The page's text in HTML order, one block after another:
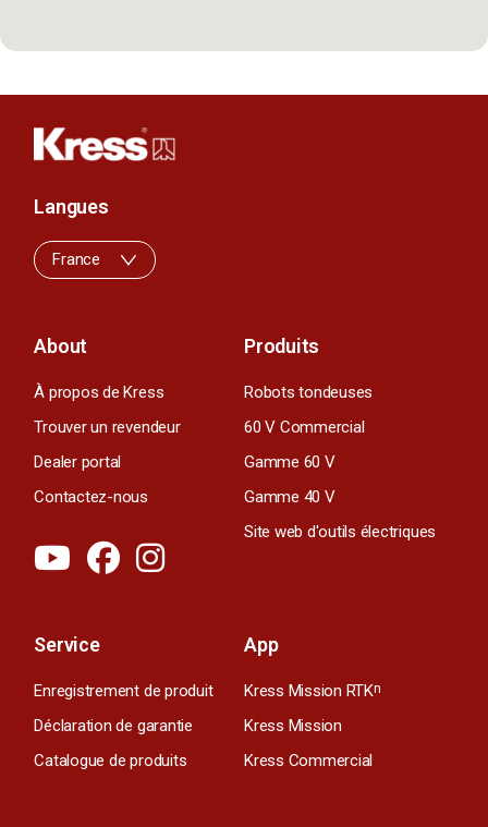
About
À propos de Kress
Trouver un revendeur
Dealer portal
Contactez-nous
Produits
Robots tondeuses
60 V Commercial
Gamme 60 V
Gamme 40 V
Site web d'outils électriques
Service
Enregistrement de produit
Déclaration de garantie
Catalogue de produits
App
Kress Mission RTKn
Kress Mission
Kress Commercial
Langues
France